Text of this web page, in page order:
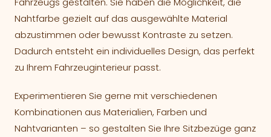
Nahtfarbe gezielt auf das ausgewählte Material
abzustimmen oder bewusst Kontraste zu setzen.
Dadurch entsteht ein individuelles Design, das perfekt
zu Ihrem Fahrzeuginterieur passt.
Experimentieren Sie gerne mit verschiedenen
Kombinationen aus Materialien, Farben und
Nahtvarianten – so gestalten Sie Ihre Sitzbezüge ganz